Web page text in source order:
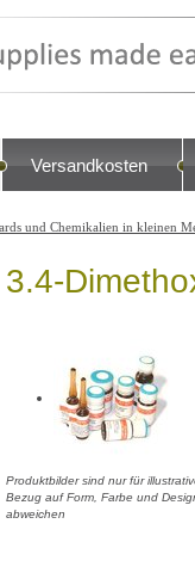
Versandkosten
und Chemikalien in kleinen
3.4-
Produktbilder sind nur für
Bezug auf Form, Farbe und
abweichen